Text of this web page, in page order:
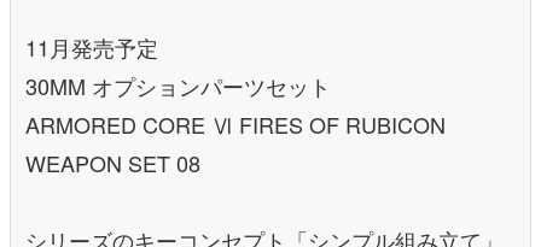
11月発売予定
30MM オプションパーツセット
ARMORED CORE Ⅵ FIRES OF RUBICON
WEAPON SET 08
シリーズのキーコンセプト「シンプル組み立て」